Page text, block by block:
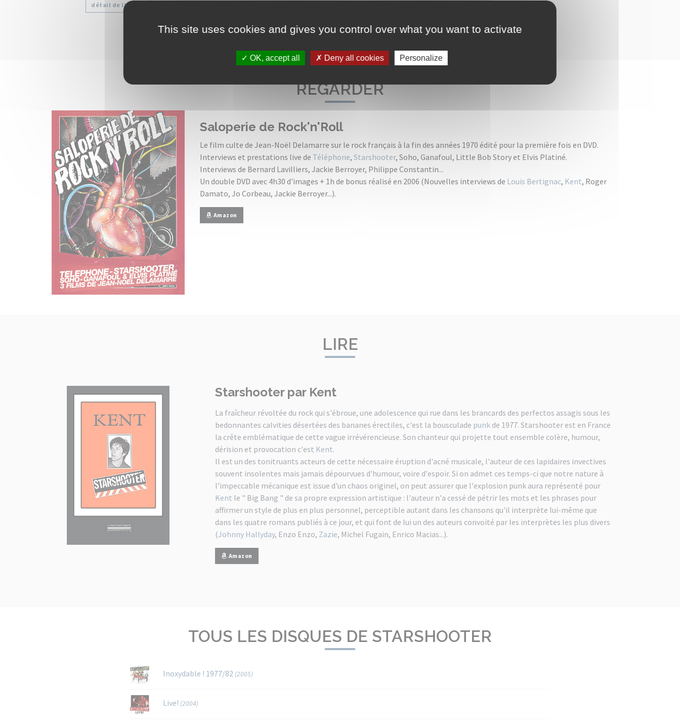
détail de l'album
REGARDER
Saloperie de Rock'n'Roll
Le film culte de Jean-Noël Delamarre sur le rock français à la fin des années 1970 édité pour la première fois en DVD.
Interviews et prestations live de Téléphone, Starshooter, Soho, Ganafoul, Little Bob Story et Elvis Platiné.
Interviews de Bernard Lavilliers, Jackie Berroyer, Philippe Constantin...
Un double DVD avec 4h30 d'images + 1h de bonus réalisé en 2006 (Nouvelles interviews de Louis Bertignac, Kent, Roger
Damato, Jo Corbeau, Jackie Berroyer...).
Amazon
LIRE
Starshooter par Kent
La fraîcheur révoltée du rock qui s'ébroue, une adolescence qui rue dans les brancards des perfectos assagis sous les
bedonnantes calvities désertées des bananes érectiles, c'est la bousculade punkde 1977. Starshooter est en France
la crête emblématique de cette vague irrévérencieuse. Son chanteur qui projette tout ensemble colère, humour,
dérision et provocation c'est Kent.
Il est un des tonitruants acteurs de cette nécessaire éruption d'acné musicale, l'auteur de ces lapidaires invectives
souvent insolentes mais jamais dépourvues d'humour, voire d'espoir. Si on admet ces temps-ci que notre nature à
l'impeccable mécanique est issue d'un chaos originel, on peut assurer que l'explosion punk aura représenté pour
Kent le " Big Bang " de sa propre expression artistique : l'auteur n'a cessé de pétrir les mots et les phrases pour
affirmer un style de plus en plus personnel, perceptible autant dans les chansons qu'il interprète lui-même que
dans les quatre romans publiés à ce jour, et qui font de lui un des auteurs convoité par les interprètes les plus divers
(Johnny Hallyday, Enzo Enzo, Zazie, Michel Fugain, Enrico Macias...).
Amazon
TOUS LES DISQUES DE STARSHOOTER
Inoxydable ! 1977/82 (2005)
Live! (2004)
This site uses cookies and gives you control over what you want to activate
OK, accept all Deny all cookies Personalize